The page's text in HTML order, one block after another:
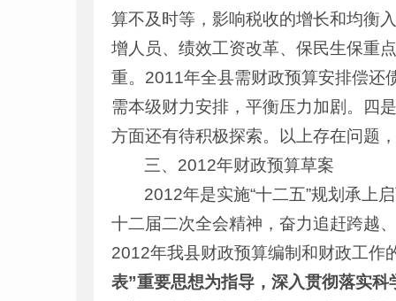
算不及时等，影响税收的增长和均衡
增人员、绩效工资改革、保民生保重
重。2011年全县需财政预算安排偿还
需本级财力安排，平衡压力加剧。四
方面还有待积极探索。以上存在问题
三、2012年财政预算草案
2012年是实施“十二五”规划承上
十二届二次全会精神，奋力追赶跨越
2012年我县财政预算编制和财政工作
表”重要思想为指导，深入贯彻落实